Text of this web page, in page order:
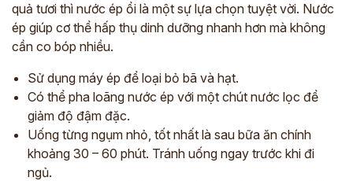
quả tươi thì nước ép ổi là một sự lựa chọn tuyệt vời. Nước
ép giúp cơ thể hấp thụ dinh dưỡng nhanh hơn mà không
cần co bóp nhiều.
Sử dụng máy ép để loại bỏ bã và hạt.
Có thể pha loãng nước ép với một chút nước lọc để
giảm độ đậm đặc.
Uống từng ngụm nhỏ, tốt nhất là sau bữa ăn chính
khoảng 30 – 60 phút. Tránh uống ngay trước khi đi
ngủ.